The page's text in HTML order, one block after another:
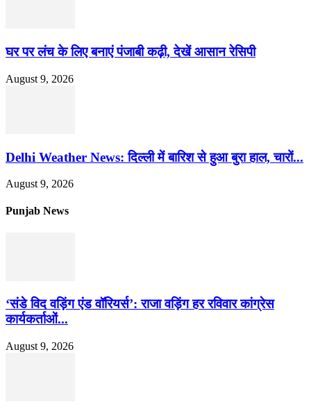
घर पर लंच के लिए बनाएं पंजाबी कढ़ी, देखें आसान रेसिपी
August 9, 2026
Delhi Weather News: दिल्ली में बारिश से हुआ बुरा हाल, चारों...
August 9, 2026
Punjab News
‘संडे विद वड़िंग एंड वॉरियर्स’: राजा वड़िंग हर रविवार कांग्रेस
कार्यकर्ताओं...
August 9, 2026